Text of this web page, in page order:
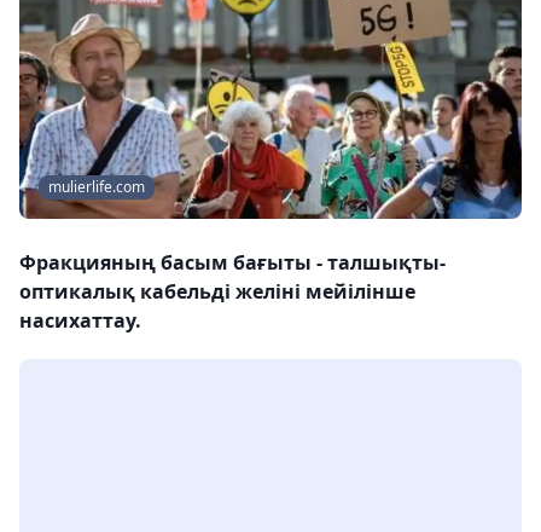
mulierlife.com
Фракцияның басым бағыты - талшықты-
оптикалық кабельді желіні мейілінше
насихаттау.